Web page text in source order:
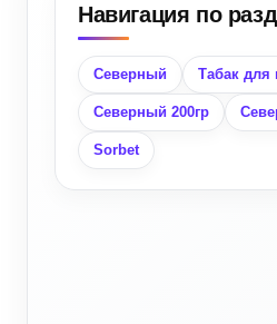
Навигация по
Северный Табак для
Северный 200гр
Sorbet